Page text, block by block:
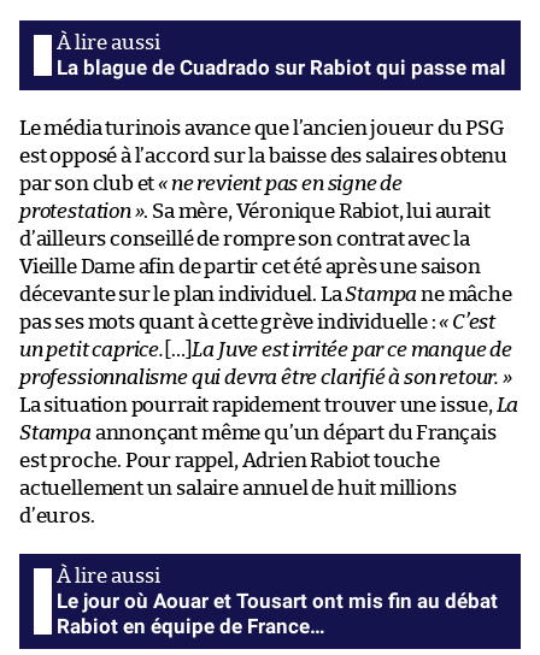
La blague de Cuadrado sur Rabiot qui passe mal
Le média turinois avance que l’ancien joueur du PSG
est opposé à l’accord sur la baisse des salaires obtenu
par son club et« ne revient pas en signe de
protestation ». Sa mère, Véronique Rabiot, lui aurait
d’ailleurs conseillé de rompre son contrat avec la
Vieille Dame afin de partir cet été après une saison
décevante sur le plan individuel. LaStampa ne mâche
pas ses mots quant à cette grève individuelle :« C’est
un petit caprice. […] La Juve est irritée par ce manque de
professionnalisme qui devra être clarifié à son retour. »
La situation pourrait rapidement trouver une issue, La
Stampa annonçant même qu’un départ du Français
est proche. Pour rappel, Adrien Rabiot touche
actuellement un salaire annuel de huit millions
d’euros.
Le jour où Aouar et Tousart ont mis fin au débat
Rabiot en équipe de France…